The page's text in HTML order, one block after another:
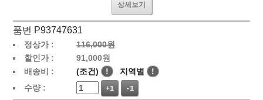
상세보기
품번 P93747631
정상가 :
116,000원
할인가 :
91,000원
배송비 :
(조건) ! 지역별
!
수량 :
+1 -1